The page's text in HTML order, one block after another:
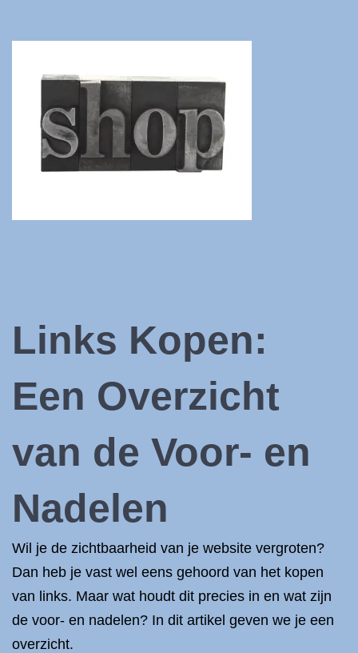
Links Kopen:
Een Overzicht
van de Voor- en
Nadelen
Wil je de zichtbaarheid van je website vergroten?
Dan heb je vast wel eens gehoord van het kopen
van links. Maar wat houdt dit precies in en wat zijn
de voor- en nadelen? In dit artikel geven we je een
overzicht.